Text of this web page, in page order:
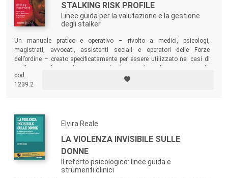
STALKING RISK PROFILE
Linee guida per la valutazione e la gestione
degli stalker
Un manuale pratico e operativo – rivolto a medici, psicologi,
magistrati, avvocati, assistenti sociali e operatori delle Forze
dell’ordine – creato specificatamente per essere utilizzato nei casi di
situazione. Uno strumento completo per la valutazione e la gestione
del rischio.
cod.
1239.2
Elvira Reale
LA VIOLENZA INVISIBILE SULLE
DONNE
Il referto psicologico: linee guida e
strumenti clinici